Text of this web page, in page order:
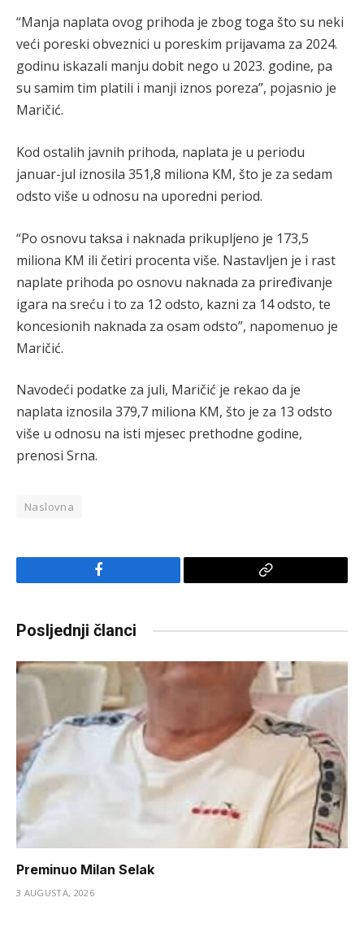
“Manja naplata ovog prihoda je zbog toga što su neki
veći poreski obveznici u poreskim prijavama za 2024.
godinu iskazali manju dobit nego u 2023. godine, pa
su samim tim platili i manji iznos poreza”, pojasnio je
Maričić.
Kod ostalih javnih prihoda, naplata je u periodu
januar-jul iznosila 351,8 miliona KM, što je za sedam
odsto više u odnosu na uporedni period.
“Po osnovu taksa i naknada prikupljeno je 173,5
miliona KM ili četiri procenta više. Nastavljen je i rast
naplate prihoda po osnovu naknada za priređivanje
igara na sreću i to za 12 odsto, kazni za 14 odsto, te
koncesionih naknada za osam odsto”, napomenuo je
Maričić.
Navodeći podatke za juli, Maričić je rekao da je
naplata iznosila 379,7 miliona KM, što je za 13 odsto
više u odnosu na isti mjesec prethodne godine,
prenosi Srna.
Naslovna
Facebook
Copy
Posljednji članci
Preminuo Milan Selak
3 AUGUSTA, 2026